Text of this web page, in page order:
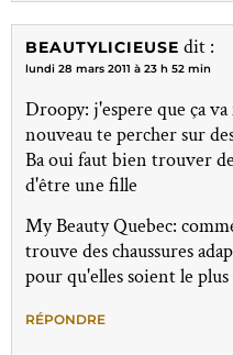
BEAUTYLICIEUSE dit :
lundi 28 mars 2011 à 23 h 52 min
Droopy: j'espere que ça
nouveau te percher sur
Ba oui faut bien trouver
d'être une fille
My Beauty Quebec:
trouve des chaussures
pour qu'elles soient le
RÉPONDRE